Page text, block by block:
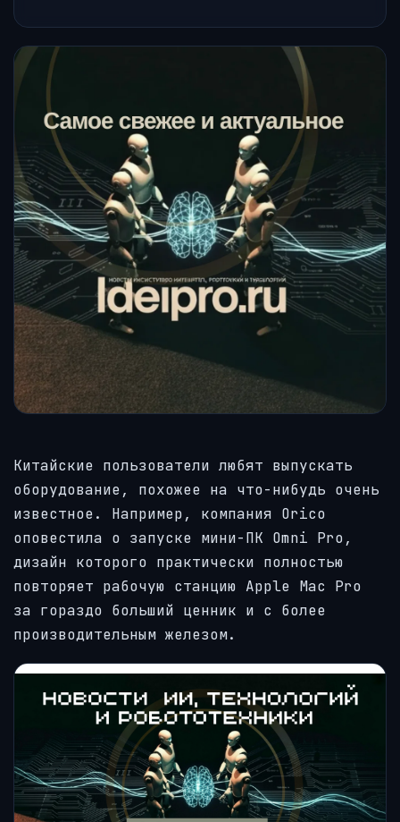
Китайские пользователи любят выпускать
оборудование, похожее на что-нибудь очень
известное. Например, компания Orico
оповестила о запуске мини-ПК Omni Pro,
дизайн которого практически полностью
повторяет рабочую станцию Apple Mac Pro
за гораздо больший ценник и с более
производительным железом.